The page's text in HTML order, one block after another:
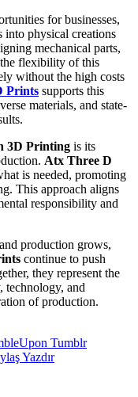
for businesses,
into physical creations
mechanical parts,
the flexibility of this
without the high costs
Prints supports this
materials, and state-
3D Printing is its
Atx Three D
is needed, promoting
This approach aligns
responsibility and
production grows,
continue to push
they represent the
and
of production.
Tumblr
Yazdır